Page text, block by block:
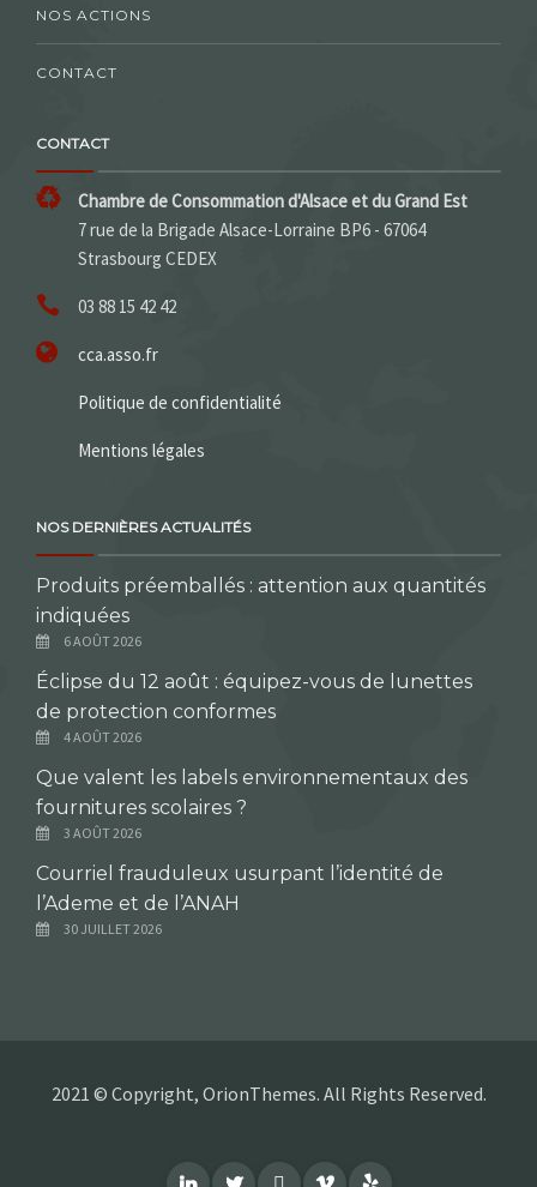
NOS ACTIONS
CONTACT
CONTACT
Chambre de Consommation d'Alsace et du Grand Est
7 rue de la Brigade Alsace-Lorraine BP6 - 67064
Strasbourg CEDEX
03 88 15 42 42
cca.asso.fr
Politique de confidentialité
Mentions légales
NOS DERNIÈRES ACTUALITÉS
Produits préemballés : attention aux quantités
indiquées
6 AOÛT 2026
Éclipse du 12 août : équipez-vous de lunettes
de protection conformes
4 AOÛT 2026
Que valent les labels environnementaux des
fournitures scolaires ?
3 AOÛT 2026
Courriel frauduleux usurpant l’identité de
l’Ademe et de l’ANAH
30 JUILLET 2026
2021 © Copyright, OrionThemes. All Rights Reserved.